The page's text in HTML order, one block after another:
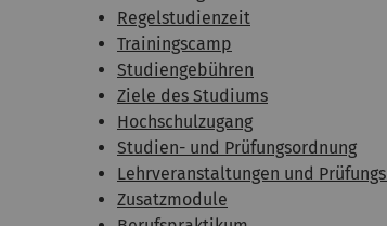
Regelstudienzeit
Trainingscamp
Studiengebühren
Ziele des Studiums
Hochschulzugang
Studien- und Prüfungsordnung
Lehrveranstaltungen und
Zusatzmodule